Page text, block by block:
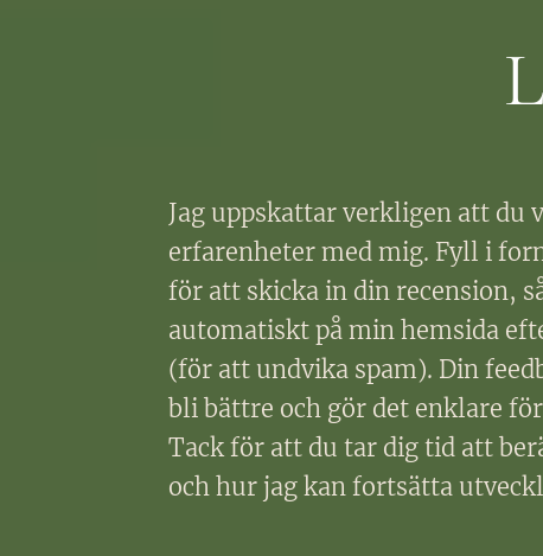
Jag uppskattar verkligen att du
erfarenheter med mig. Fyll i
för att skicka in din recension,
automatiskt på min hemsida
(för att undvika spam). Din
bli bättre och gör det enklare
Tack för att du tar dig tid att
och hur jag kan fortsätta